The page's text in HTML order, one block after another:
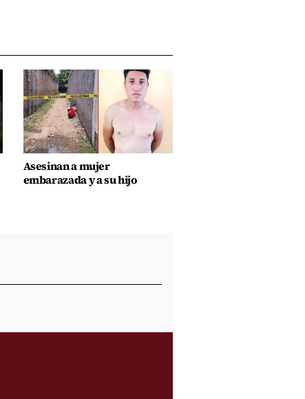
Asesinan a mujer
embarazada y a su hijo